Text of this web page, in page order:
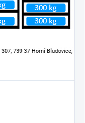
739 37 Horní Bludovice,